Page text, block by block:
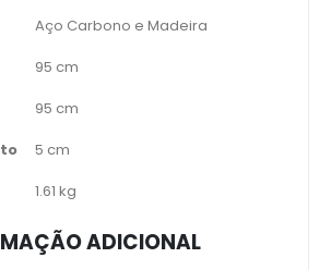
Aço Carbono e Madeira
95 cm
95 cm
5 cm
1.61 kg
ADICIONAL